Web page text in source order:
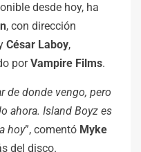
desde hoy, ha
, con dirección
César Laboy,
porVampire Films.
de donde vengo, pero
ahora. Island Boyz es
hoy”, comentó Myke
del disco.